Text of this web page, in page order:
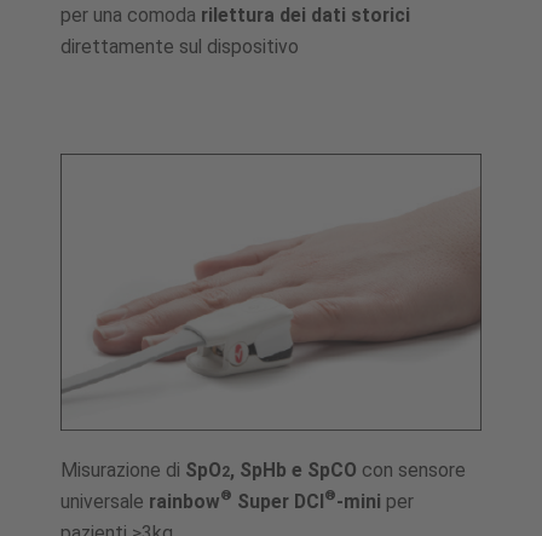
per una comoda rilettura dei dati storici
direttamente sul dispositivo
Misurazione di SpO2, SpHb e SpCO con sensore
universale rainbow® Super DCI®-mini per